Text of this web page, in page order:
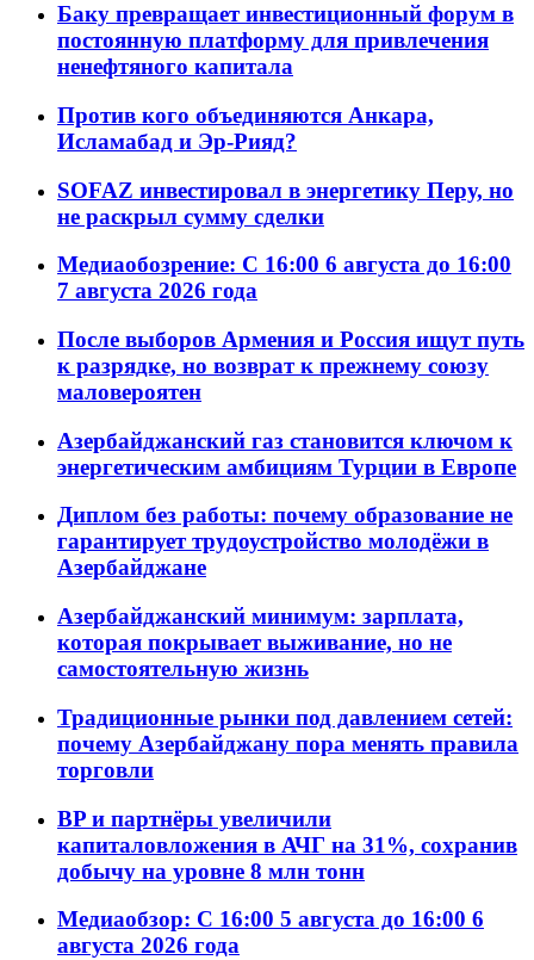
Баку превращает инвестиционный форум в
постоянную платформу для привлечения
ненефтяного капитала
Против кого объединяются Анкара,
Исламабад и Эр-Рияд?
SOFAZ инвестировал в энергетику Перу, но
не раскрыл сумму сделки
Медиаобозрение: С 16:00 6 августа до 16:00
7 августа 2026 года
После выборов Армения и Россия ищут путь
к разрядке, но возврат к прежнему союзу
маловероятен
Азербайджанский газ становится ключом к
энергетическим амбициям Турции в Европе
Диплом без работы: почему образование не
гарантирует трудоустройство молодёжи в
Азербайджане
Азербайджанский минимум: зарплата,
которая покрывает выживание, но не
самостоятельную жизнь
Традиционные рынки под давлением сетей:
почему Азербайджану пора менять правила
торговли
BP и партнёры увеличили
капиталовложения в АЧГ на 31%, сохранив
добычу на уровне 8 млн тонн
Медиаобзор: С 16:00 5 августа до 16:00 6
августа 2026 года